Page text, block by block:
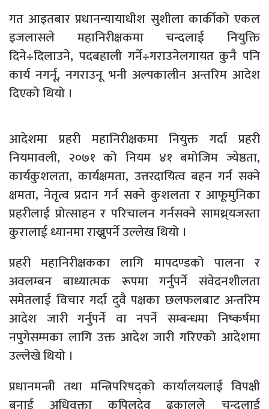
गत आइतबार प्रधानन्यायाधीश सुशीला कार्कीको एकल
इजलासले महानिरीक्षकमा चन्दलाई नियुक्ति
दिने÷दिलाउने, पदबहाली गर्ने÷गराउनेलगायत कुनै पनि
कार्य नगर्नू, नगराउनू भनी अल्पकालीन अन्तरिम आदेश
दिएको थियो ।
आदेशमा प्रहरी महानिरीक्षकमा नियुक्त गर्दा प्रहरी
नियमावली, २०७१ को नियम ४१ बमोजिम ज्येष्ठता,
कार्यकुशलता, कार्यक्षमता, उत्तरदायित्व बहन गर्न सक्ने
क्षमता, नेतृत्व प्रदान गर्न सक्ने कुशलता र आफूमुनिका
प्रहरीलाई प्रोत्साहन र परिचालन गर्नसक्ने सामथ्र्यजस्ता
कुरालाई ध्यानमा राख्नुपर्ने उल्लेख थियो ।
प्रहरी महानिरीक्षकका लागि मापदण्डको पालना र
अवलम्बन बाध्यात्मक रूपमा गर्नुपर्ने संवेदनशीलता
समेतलाई विचार गर्दा दुवै पक्षका छलफलबाट अन्तरिम
आदेश जारी गर्नुपर्ने वा नपर्ने सम्बन्धमा निष्कर्षमा
नपुगेसम्मका लागि उक्त आदेश जारी गरिएको आदेशमा
उल्लेखे थियो ।
प्रधानमन्त्री तथा मन्त्रिपरिषद्को कार्यालयलाई विपक्षी